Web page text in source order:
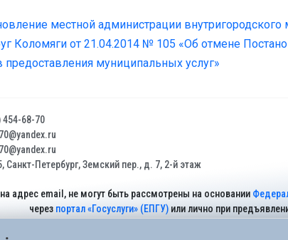
местной администрации внутригородского
Коломяги от 21.04.2014 № 105 «Об отмене
муниципальных услуг»
454-68-70
Санкт-Петербург, Земский пер., д. 7, 2-й этаж
адрес email, не могут быть рассмотрены на основании
через портал «Госуслуги» (ЕПГУ)или лично при